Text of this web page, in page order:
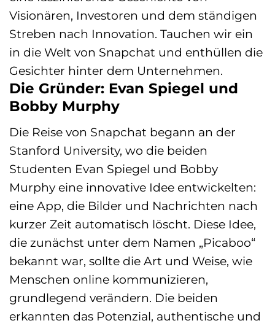
Visionären, Investoren und dem ständigen
Streben nach Innovation. Tauchen wir ein
in die Welt von Snapchat und enthüllen die
Gesichter hinter dem Unternehmen.
Die Gründer: Evan Spiegel und
Bobby Murphy
Die Reise von Snapchat begann an der
Stanford University, wo die beiden
Studenten Evan Spiegel und Bobby
Murphy eine innovative Idee entwickelten:
eine App, die Bilder und Nachrichten nach
kurzer Zeit automatisch löscht. Diese Idee,
die zunächst unter dem Namen „Picaboo“
bekannt war, sollte die Art und Weise, wie
Menschen online kommunizieren,
grundlegend verändern. Die beiden
erkannten das Potenzial, authentische und